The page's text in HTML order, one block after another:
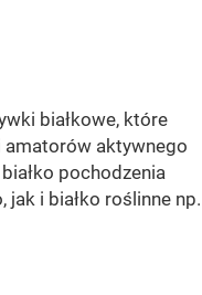
białkowe, które
aktywnego
pochodzenia
jak i białko roślinne np.